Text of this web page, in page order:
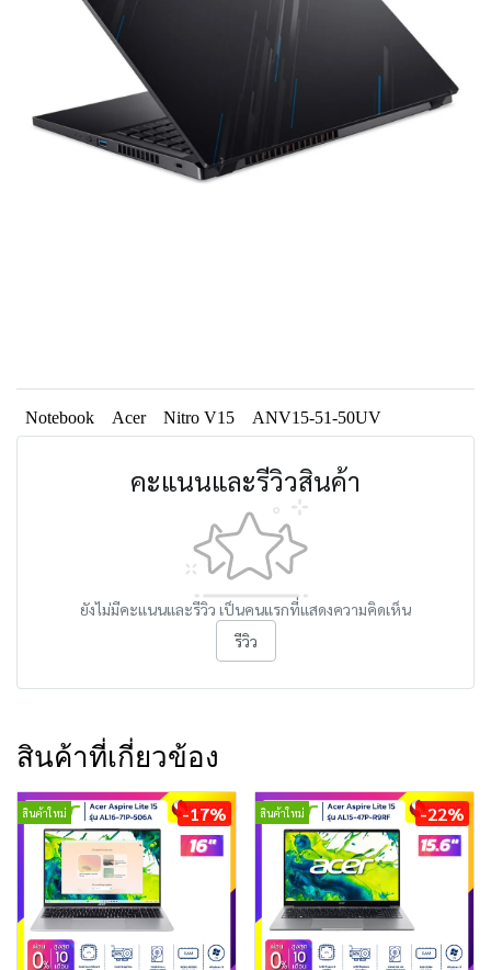
Notebook Acer Nitro V15 ANV15-51-50UV
คะแนนและรีวิวสินค้า
ยังไม่มีคะแนนและรีวิว เป็นคนแรกที่แสดงความคิดเห็น
รีวิว
สินค้าที่เกี่ยวข้อง
สินค้าใหม่ -17% สินค้าใหม่ -22%